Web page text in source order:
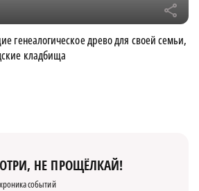
r
генеалогическое древо для своей семьи,
кладбища
НЕ ПРОЩЁЛКАЙ!
событий